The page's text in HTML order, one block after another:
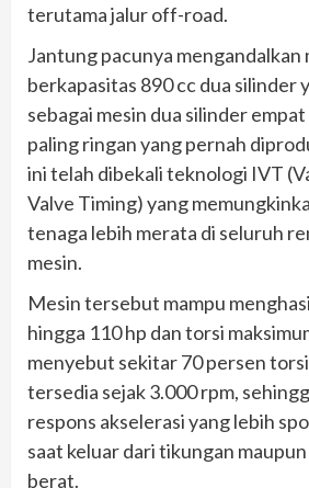
terutama jalur off-road.
Jantung pacunya mengandalkan
berkapasitas 890 cc dua silinder
sebagai mesin dua silinder
paling ringan yang pernah
ini telah dibekali teknologi IVT
Valve Timing) yang
tenaga lebih merata di seluruh
mesin.
Mesin tersebut mampu
hingga 110 hp dan torsi
menyebut sekitar 70 persen
tersedia sejak 3.000 rpm,
respons akselerasi yang lebih
saat keluar dari tikungan
berat.